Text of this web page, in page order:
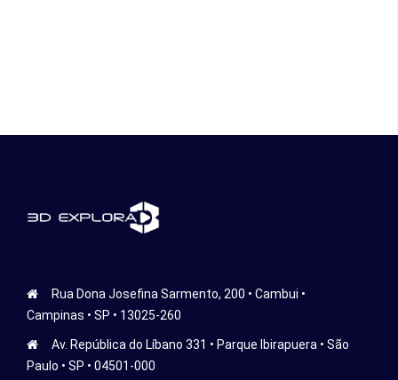
Rua Dona Josefina Sarmento, 200 • Cambui •
Campinas • SP • 13025-260
Av. República do Líbano 331 • Parque Ibirapuera • São
Paulo • SP • 04501-000